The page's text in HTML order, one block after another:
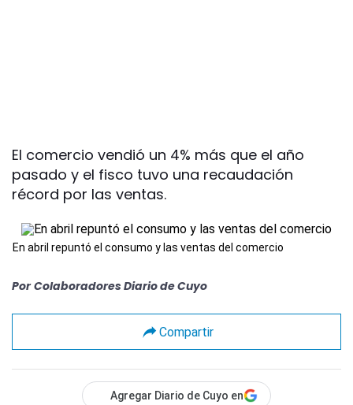
El comercio vendió un 4% más que el año
pasado y el fisco tuvo una recaudación
récord por las ventas.
En abril repuntó el consumo y las ventas del comercio
Por Colaboradores Diario de Cuyo
Compartir
Agregar Diario de Cuyo en